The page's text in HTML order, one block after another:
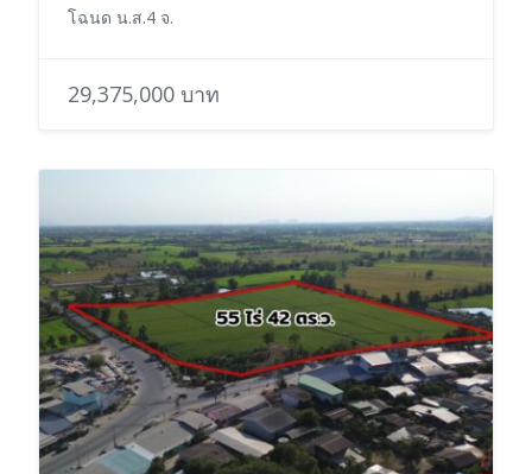
โฉนด น.ส.4 จ.
29,375,000 บาท